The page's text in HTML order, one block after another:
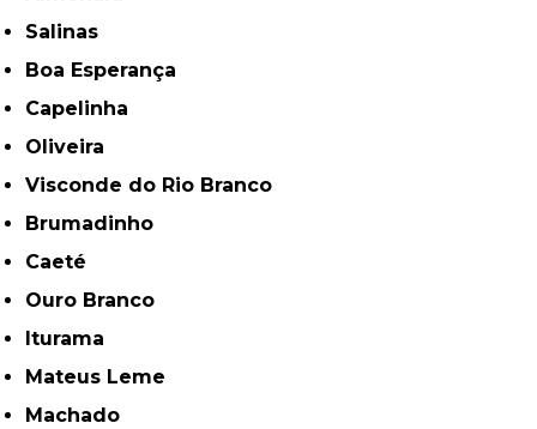
Salinas
Boa Esperança
Capelinha
Oliveira
Visconde do Rio Branco
Brumadinho
Caeté
Ouro Branco
Iturama
Mateus Leme
Machado